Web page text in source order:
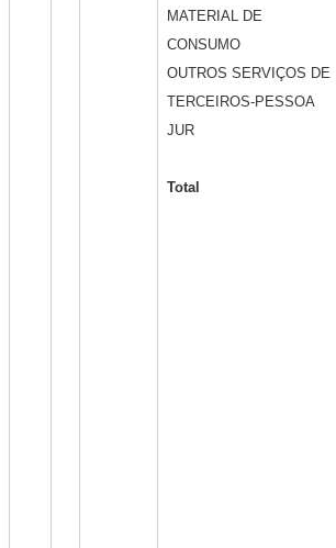
MATERIAL DE
CONSUMO
OUTROS SERVIÇOS DE
TERCEIROS-PESSOA
JUR
Total